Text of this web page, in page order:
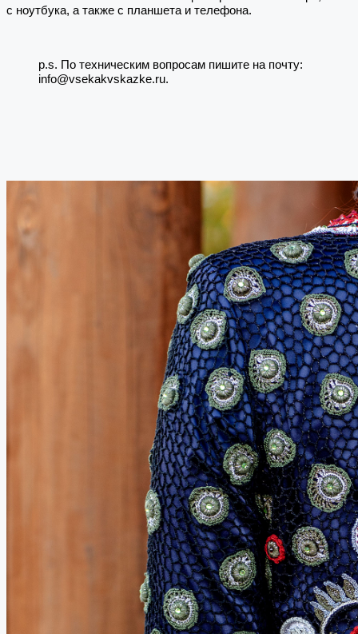
с ноутбука, а также с планшета и телефона.
p.s. По техническим вопросам пишите на почту:
info@vsekakvskazke.ru.